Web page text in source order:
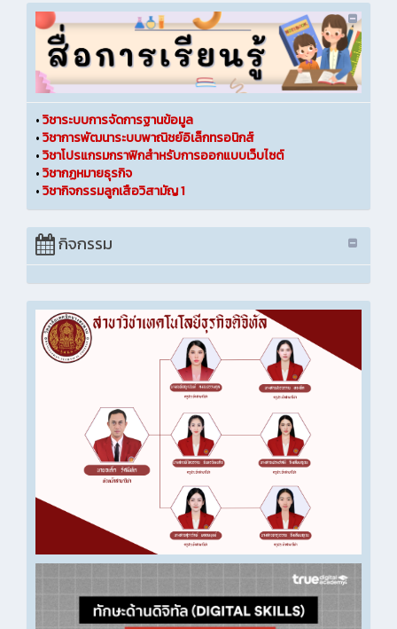
•วิชาระบบการจัดการฐานข้อมูล
•วิชาการพัฒนาระบบพาณิชย์อิเล็กทรอนิกส์
•วิชาโปรแกรมกราฟิกสำหรับการออกแบบเว็บไซต์
•วิชากฏหมายธุรกิจ
•วิชากิจกรรมลูกเสือวิสามัญ 1
กิจกรรม